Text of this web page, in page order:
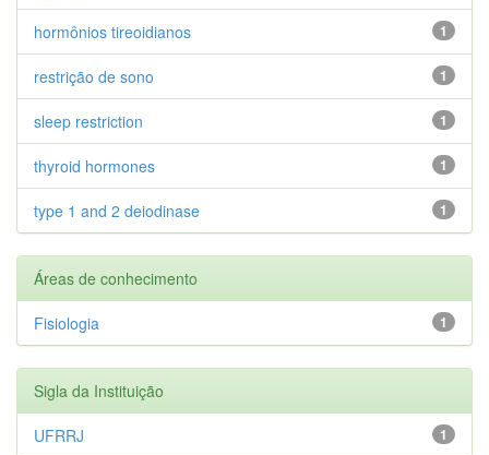
1
hormônios tireoidianos
1
restrição de sono
1
sleep restriction
1
thyroid hormones
1
type 1 and 2 deiodinase
Áreas de conhecimento
1
Fisiologia
Sigla da Instituição
1
UFRRJ